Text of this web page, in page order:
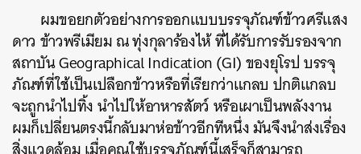
ผมขอยกตัวอย่างการออกแบบบรรจุภัณฑ์ข้าวศรีแสง
ดาว ข้าวพรีเมียม ณ ทุ่งกุลาร้องไห้ ที่ได้รับการรับรองจาก
สถาบัน Geographical Indication (GI) ของยุโรป บรรจุ
ภัณฑ์ที่ใช้เป็นเปลือกข้าวหรือที่เรียกว่าแกลบ ปกติแกลบ
จะถูกนำไปทิ้ง นำไปให้อาหารสัตว์ หรือเผาเป็นพลังงาน
ผมก็เปลี่ยนตรงนี้กลับมาห่อข้าวอีกทีหนึ่ง มันจึงนำส่งเรื่อง